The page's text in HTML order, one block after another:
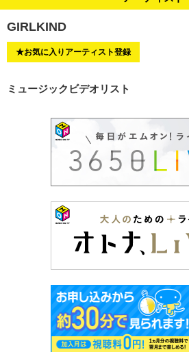
GIRLKIND
★お気に入りアーティスト登録
ミュージックビデオリスト